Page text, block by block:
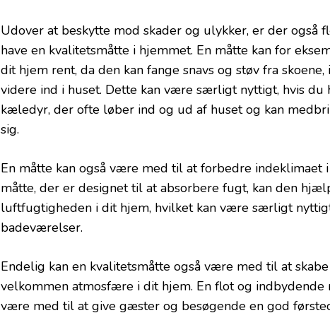
Udover at beskytte mod skader og ulykker, er der også
have en kvalitetsmåtte i hjemmet. En måtte kan for
dit hjem rent, da den kan fange snavs og støv fra
videre ind i huset. Dette kan være særligt nyttigt, hvis du
kæledyr, der ofte løber ind og ud af huset og kan
sig.
En måtte kan også være med til at forbedre indeklimaet
måtte, der er designet til at absorbere fugt, kan den
luftfugtigheden i dit hjem, hvilket kan være særligt
badeværelser.
Endelig kan en kvalitetsmåtte også være med til at
velkommen atmosfære i dit hjem. En flot og indbydende
være med til at give gæster og besøgende en god